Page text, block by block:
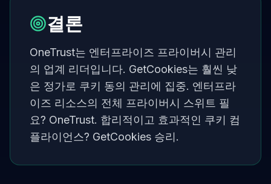
결론
OneTrust는 엔터프라이즈 프라이버시 관리
의 업계 리더입니다. GetCookies는 훨씬 낮
은 정가로 쿠키 동의 관리에 집중. 엔터프라
이즈 리소스의 전체 프라이버시 스위트 필
요? OneTrust. 합리적이고 효과적인 쿠키 컴
플라이언스? GetCookies 승리.